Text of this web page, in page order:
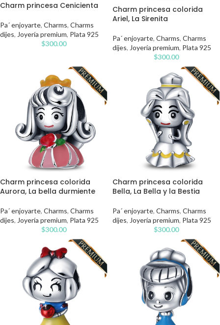
Charm princesa Cenicienta
Pa´ enjoyarte, Charms, Charms
dijes, Joyería premium, Plata 925
$300.00
Charm princesa colorida
Ariel, La Sirenita
Pa´ enjoyarte, Charms, Charms
dijes, Joyería premium, Plata 925
$300.00
Charm princesa colorida
Aurora, La bella durmiente
Pa´ enjoyarte, Charms, Charms
dijes, Joyería premium, Plata 925
$300.00
Charm princesa colorida
Bella, La Bella y la Bestia
Pa´ enjoyarte, Charms, Charms
dijes, Joyería premium, Plata 925
$300.00